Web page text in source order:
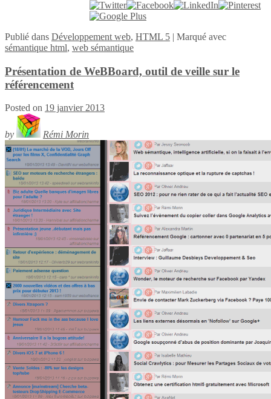
Publié dans Développement web, HTML 5 | Marqué avec
sémantique html, web sémantique
Présentation de WeBBoard, outil de veille sur le
référencement
Posted on 19 janvier 2013
by Rémi Morin